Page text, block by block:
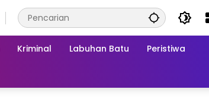
Kriminal Labuhan Batu Peristiwa